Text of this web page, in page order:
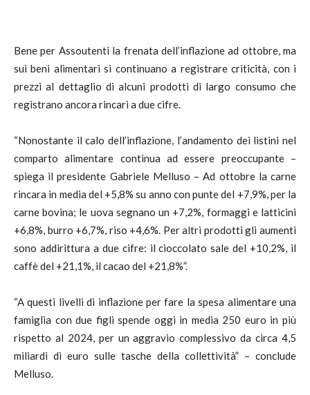
Bene per Assoutenti la frenata dell’inflazione ad ottobre, ma
sui beni alimentari si continuano a registrare criticità, con i
prezzi al dettaglio di alcuni prodotti di largo consumo che
registrano ancora rincari a due cifre.
“Nonostante il calo dell’inflazione, l’andamento dei listini nel
comparto alimentare continua ad essere preoccupante –
spiega il presidente Gabriele Melluso – Ad ottobre la carne
rincara in media del +5,8% su anno con punte del +7,9%, per la
carne bovina; le uova segnano un +7,2%, formaggi e latticini
+6,8%, burro +6,7%, riso +4,6%. Per altri prodotti gli aumenti
sono addirittura a due cifre: il cioccolato sale del +10,2%, il
caffè del +21,1%, il cacao del +21,8%”.
“A questi livelli di inflazione per fare la spesa alimentare una
famiglia con due figli spende oggi in media 250 euro in più
rispetto al 2024, per un aggravio complessivo da circa 4,5
miliardi di euro sulle tasche della collettività” – conclude
Melluso.